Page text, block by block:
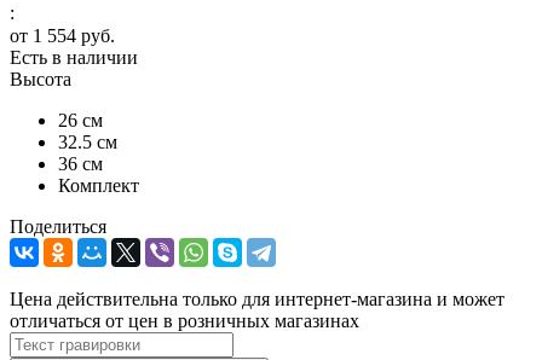
:
от 1 554 руб.
Есть в наличии
Высота
26 см
32.5 см
36 см
Комплект
Поделиться
Цена действительна только для интернет-магазина и может
отличаться от цен в розничных магазинах